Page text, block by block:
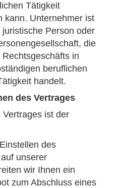
Tätigkeit
kann. Unternehmer ist
Person oder
die
in
beruflichen
handelt.
des Vertrages
ist der
des
unserer
wir Ihnen ein
zum Abschluss eines